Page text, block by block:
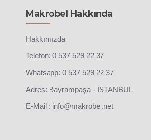
Makrobel Hakkında
Hakkımızda
Telefon: 0 537 529 22 37
Whatsapp: 0 537 529 22 37
Adres: Bayrampaşa - İSTANBUL
E-Mail : info@makrobel.net